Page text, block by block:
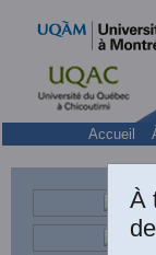
Accueil
À